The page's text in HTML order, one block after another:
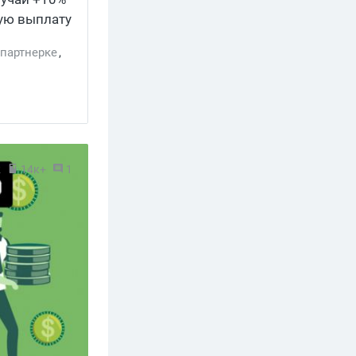
выплату
заходи
,
14к+ 1